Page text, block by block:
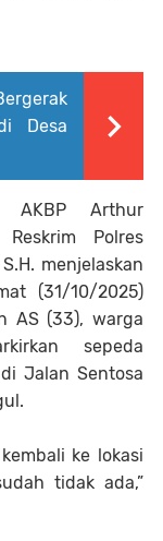
Desa
AKBP Arthur
Polres
menjelaskan
(31/10/2025)
AS (33), warga
sepeda
Jalan Sentosa
ke lokasi
tidak ada,”